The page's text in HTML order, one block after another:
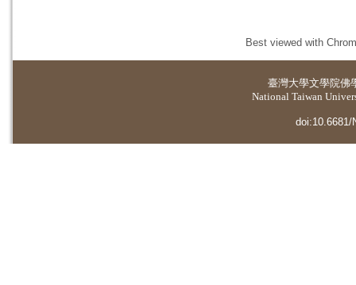
Best viewed with
臺灣大學文學院佛
National Taiwan
doi:10.6681/